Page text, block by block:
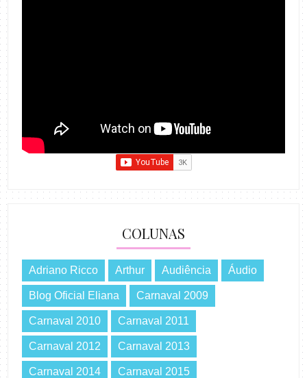
COLUNAS
Adriano Ricco Arthur Audiência Áudio
Blog Oficial Eliana Carnaval 2009
Carnaval 2010 Carnaval 2011
Carnaval 2012 Carnaval 2013
Carnaval 2014 Carnaval 2015